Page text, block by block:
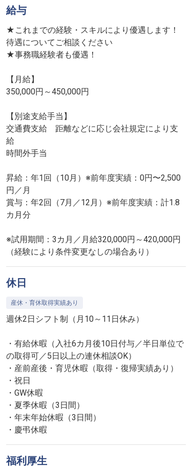
給与
★これまでの経験・スキルにより優遇します！
待遇についてご相談ください
★事務職経験者も優遇！
【月給】
350,000円～450,000円
【別途支給手当】
交通費支給 距離などに応じ会社規定により支
給
時間外手当
昇給：年1回（10月）※前年度実績：0円〜2,500
円／月
賞与：年2回（7月／12月）※前年度実績：計1.8
カ月分
※試用期間：3カ月／月給320,000円～420,000円
（経験により条件変更なしの場合あり）
休日
産休・育休取得実績あり
週休2日シフト制（月10～11日休み）
・有給休暇（入社6カ月後10日付与／半日単位で
の取得可／5日以上の連休相談OK）
・産前産後・育児休暇（取得・復帰実績あり）
・祝日
・GW休暇
・夏季休暇（3日間）
・年末年始休暇（3日間）
・慶弔休暇
福利厚生